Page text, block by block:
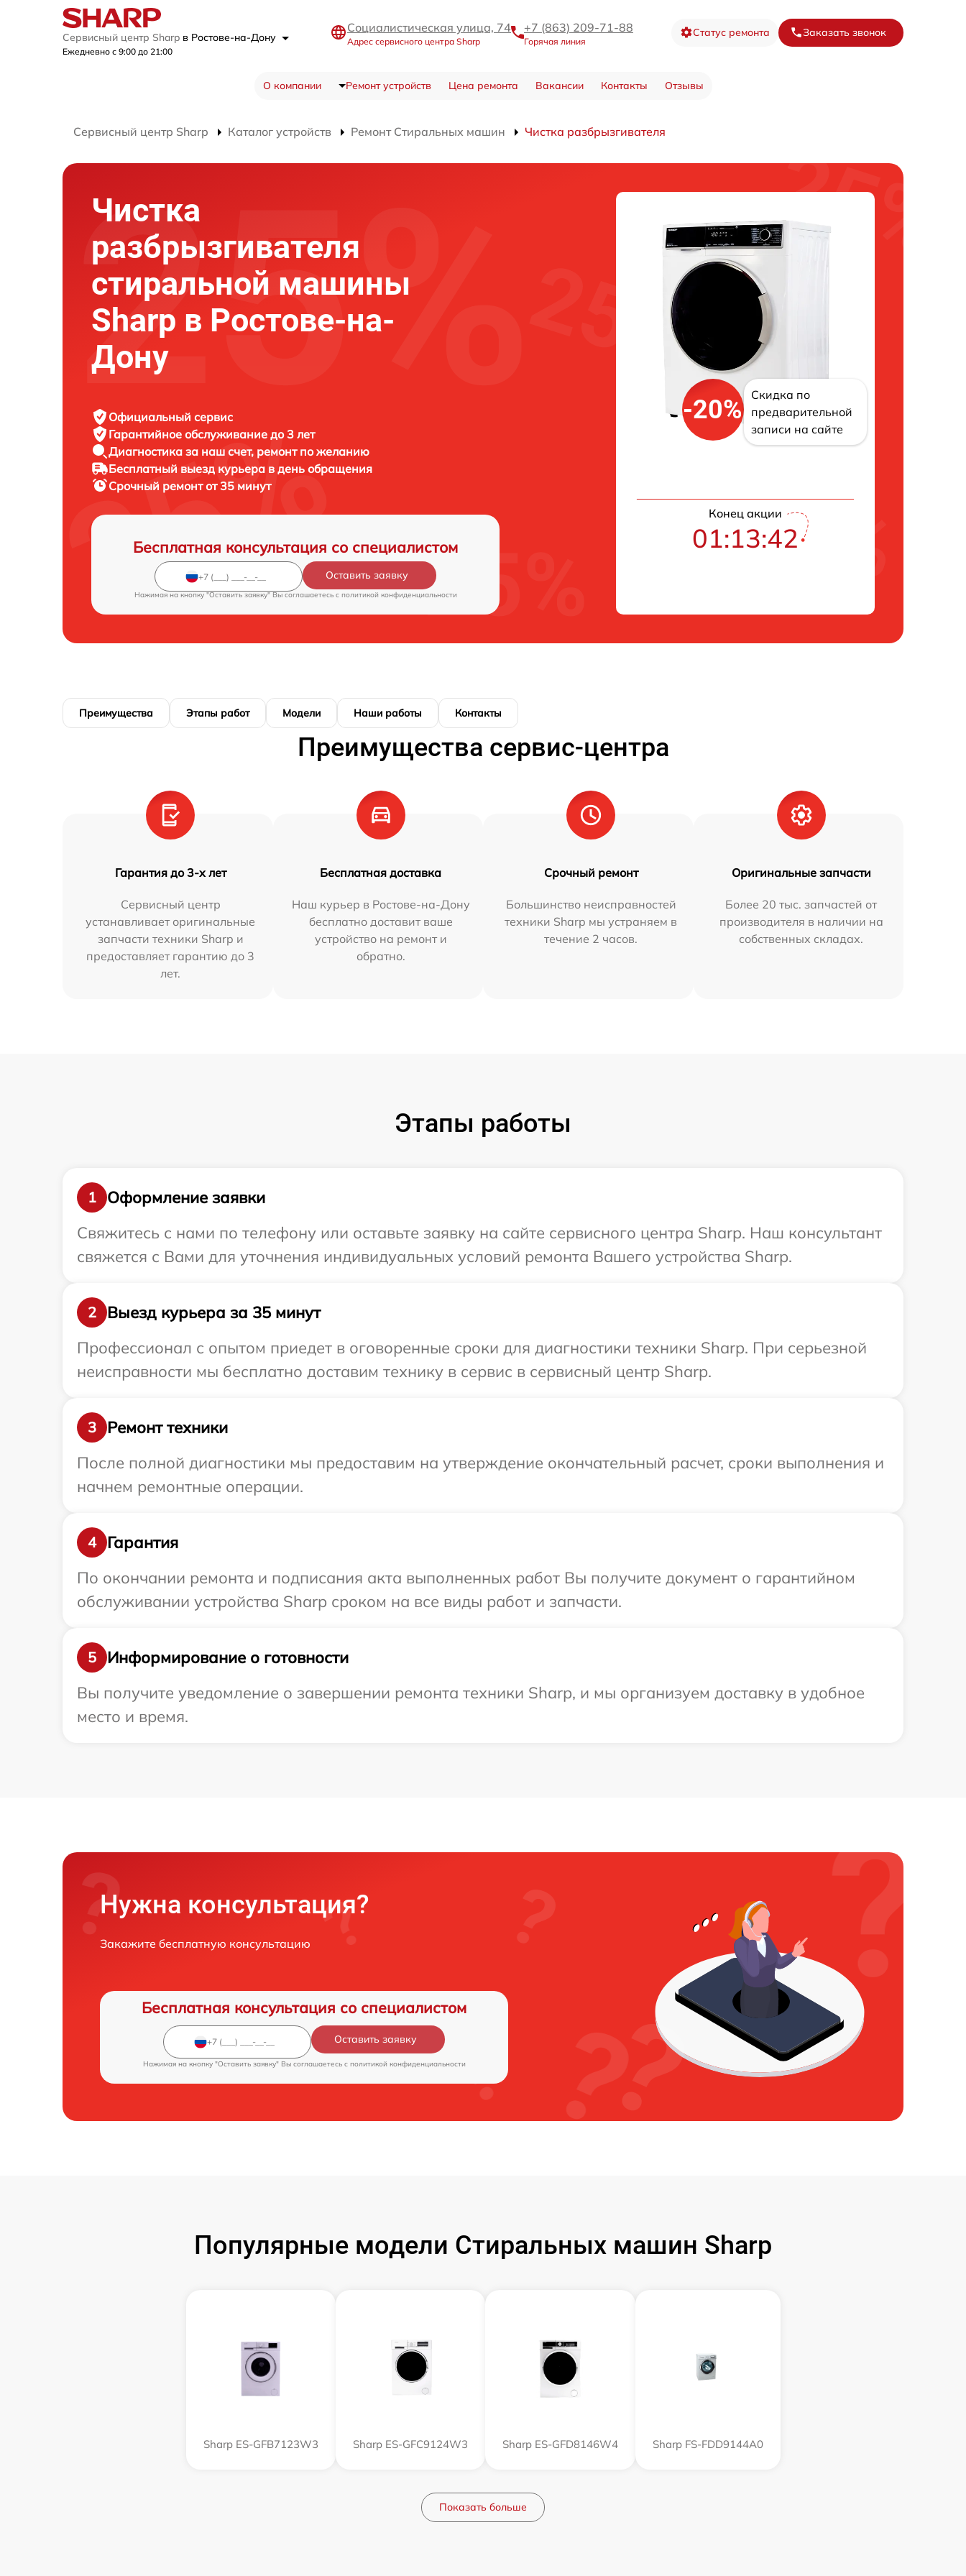
Сервисный центр Sharp в Ростове-на-Дону
Ежедневно с 9:00 до 21:00
Социалистическая улица, 74
Адрес сервисного центра Sharp
+7 (863) 209-71-88
Горячая линия
Статус ремонта Заказать звонок
О компании Ремонт устройств Цена ремонта Вакансии Контакты Отзывы
Сервисный центр Sharp Каталог устройств Ремонт Стиральных машин Чистка разбрызгивателя
Чистка
разбрызгивателя
стиральной машины
Sharp в Ростове-на-
Дону
Официальный сервис
Гарантийное обслуживание до 3 лет
Диагностика за наш счет, ремонт по желанию
Бесплатный выезд курьера в день обращения
Срочный ремонтот 35 минут
Бесплатная консультация со специалистом
Оставить заявку
Нажимая на кнопку "Оставить заявку" Вы соглашаетесь c политикой конфиденциальности
-20%
Скидка по
предварительной
записи на сайте
Конец акции
01:13:42
Преимущества Этапы работ Модели Наши работы Контакты
Преимущества сервис-центра
Гарантия до 3-х лет
Сервисный центр
устанавливает оригинальные
запчасти техники Sharp и
предоставляет гарантию до 3
лет.
Бесплатная доставка
Наш курьер в Ростове-на-Дону
бесплатно доставит ваше
устройство на ремонт и
обратно.
Срочный ремонт
Большинство неисправностей
техники Sharp мы устраняем в
течение 2 часов.
Оригинальные запчасти
Более 20 тыс. запчастей от
производителя в наличии на
собственных складах.
Этапы работы
1
Оформление заявки
Свяжитесь с нами по телефону или оставьте заявку на сайте сервисного центра Sharp. Наш консультант
свяжется с Вами для уточнения индивидуальных условий ремонта Вашего устройства Sharp.
2
Выезд курьера за 35 минут
Профессионал с опытом приедет в оговоренные сроки для диагностики техники Sharp. При серьезной
неисправности мы бесплатно доставим технику в сервис в сервисный центр Sharp.
3
Ремонт техники
После полной диагностики мы предоставим на утверждение окончательный расчет, сроки выполнения и
начнем ремонтные операции.
4
Гарантия
По окончании ремонта и подписания акта выполненных работ Вы получите документ о гарантийном
обслуживании устройства Sharp сроком на все виды работ и запчасти.
5
Информирование о готовности
Вы получите уведомление о завершении ремонта техники Sharp, и мы организуем доставку в удобное
место и время.
Нужна консультация?
Закажите бесплатную консультацию
Бесплатная консультация со специалистом
Оставить заявку
Нажимая на кнопку "Оставить заявку" Вы соглашаетесь c политикой конфиденциальности
Популярные модели Стиральных машин Sharp
Sharp ES-GFB7123W3 Sharp ES-GFC9124W3 Sharp ES-GFD8146W4 Sharp FS-FDD9144A0
Показать больше